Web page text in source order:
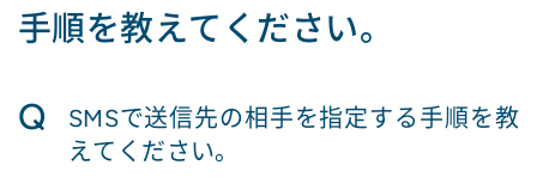
手順を教えてください。
Q
SMSで送信先の相手を指定する手順を教
えてください。